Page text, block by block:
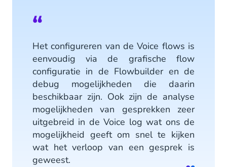
Het configureren van de Voice flows is
eenvoudig via de grafische flow
configuratie in de Flowbuilder en de
debug mogelijkheden die daarin
beschikbaar zijn. Ook zijn de analyse
mogelijkheden van gesprekken zeer
uitgebreid in de Voice log wat ons de
mogelijkheid geeft om snel te kijken
wat het verloop van een gesprek is
geweest.